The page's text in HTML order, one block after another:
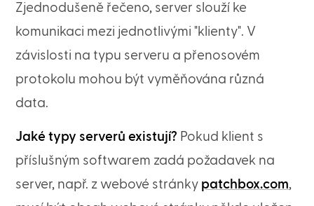
Zjednodušeně řečeno, server slouží ke
komunikaci mezi jednotlivými "klienty". V
závislosti na typu serveru a přenosovém
protokolu mohou být vyměňována různá
data.
Jaké typy serverů existují? Pokud klient s
příslušným softwarem zadá požadavek na
server, např. z webové stránky patchbox.com,